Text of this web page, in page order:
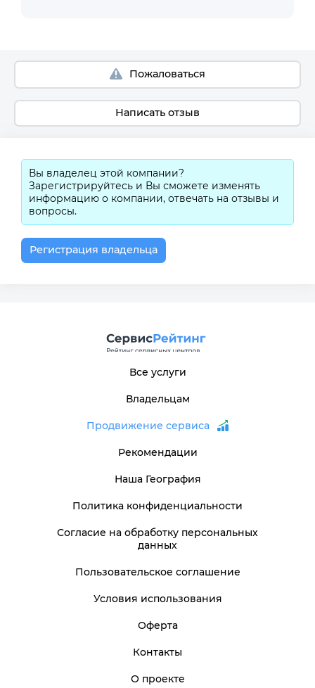
Пожаловаться
Написать отзыв
Вы владелец этой компании?
Зарегистрируйтесь и Вы сможете изменять
информацию о компании, отвечать на отзывы и
вопросы.
Регистрация владельца
Все услуги
Владельцам
Продвижение сервиса
Рекомендации
Наша География
Политика конфиденциальности
Согласие на обработку персональных
данных
Пользовательское соглашение
Условия использования
Оферта
Контакты
О проекте